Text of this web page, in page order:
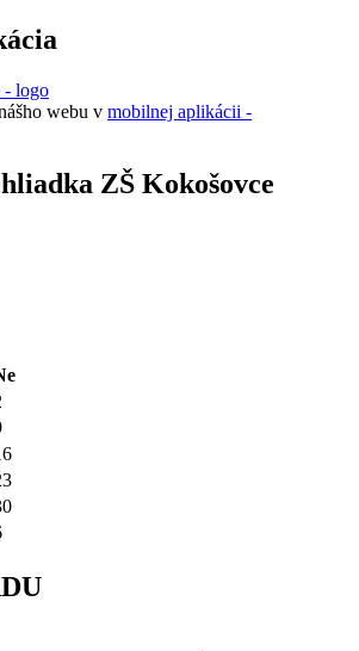
webu v mobilnej aplikácii -
ZŠ Kokošovce